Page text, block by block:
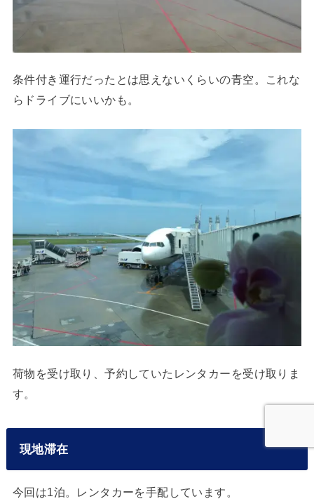
条件付き運行だったとは思えないくらいの青空。これな
らドライブにいいかも。
荷物を受け取り、予約していたレンタカーを受け取りま
す。
現地滞在
今回は1泊。レンタカーを手配しています。